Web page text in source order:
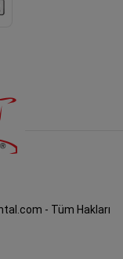
- Tüm Hakları